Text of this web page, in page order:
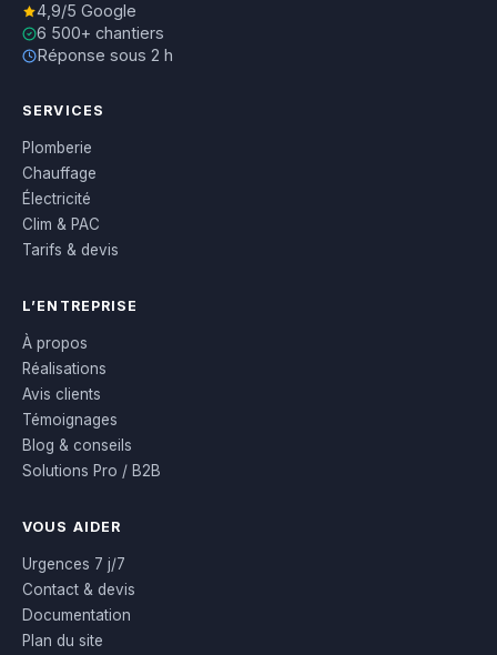
4,9/5 Google
6 500+ chantiers
Réponse sous 2 h
SERVICES
Plomberie
Chauffage
Électricité
Clim & PAC
Tarifs & devis
L’ENTREPRISE
À propos
Réalisations
Avis clients
Témoignages
Blog & conseils
Solutions Pro / B2B
VOUS AIDER
Urgences 7 j/7
Contact & devis
Documentation
Plan du site